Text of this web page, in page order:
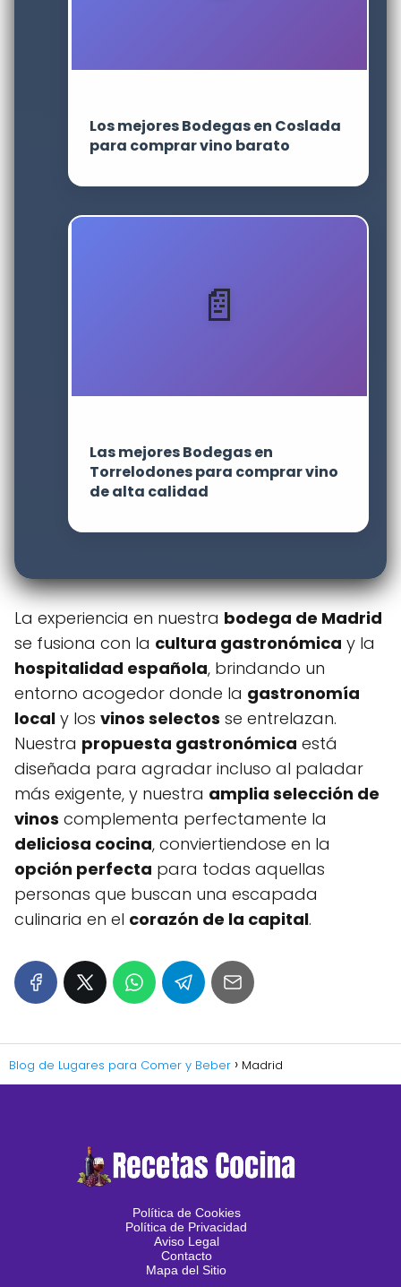
Los mejores Bodegas en Coslada
para comprar vino barato
Las mejores Bodegas en
Torrelodones para comprar vino
de alta calidad
La experiencia en nuestra bodega de Madrid
se fusiona con la cultura gastronómica y la
hospitalidad española, brindando un
entorno acogedor donde la gastronomía
local y los vinos selectos se entrelazan.
Nuestra propuesta gastronómica está
diseñada para agradar incluso al paladar
más exigente, y nuestra amplia selección de
vinos complementa perfectamente la
deliciosa cocina, conviertiendose en la
opción perfecta para todas aquellas
personas que buscan una escapada
culinaria en el corazón de la capital.
Blog de Lugares para Comer y Beber Madrid
Política de Cookies
Política de Privacidad
Aviso Legal
Contacto
Mapa del Sitio